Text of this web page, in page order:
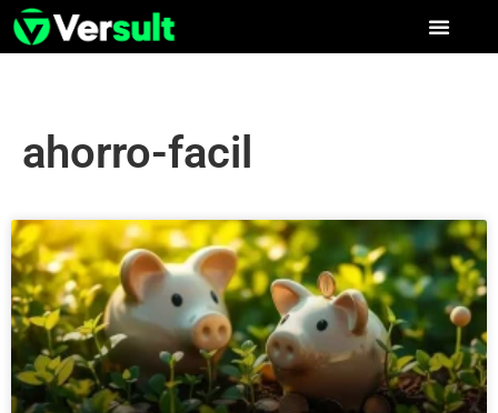
ahorro-facil